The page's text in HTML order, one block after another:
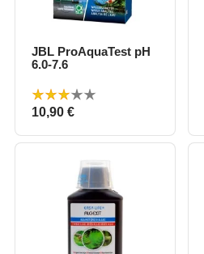
JBL ProAquaTest pH
6.0-7.6
Prix
10,90 €